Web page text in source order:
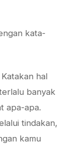
kata-
hal
banyak
apa-apa.
tindakan,
kamu